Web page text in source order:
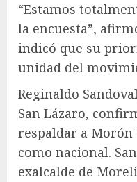
“Estamos
la encuesta”,
indicó que su
unidad del
Reginaldo
San Lázaro,
respaldar a
como nacional.
exalcalde de